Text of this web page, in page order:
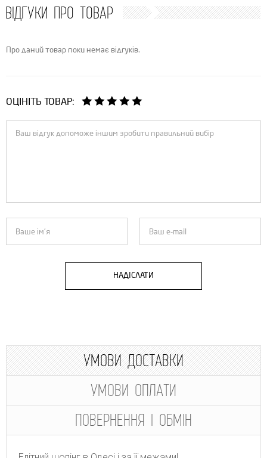
ВІДГУКИ ПРО ТОВАР
Про даний товар поки немає відгуків.
ОЦІНІТЬ ТОВАР:
НАДІСЛАТИ
УМОВИ ДОСТАВКИ
УМОВИ ОПЛАТИ
ПОВЕРНЕННЯ І ОБМІН